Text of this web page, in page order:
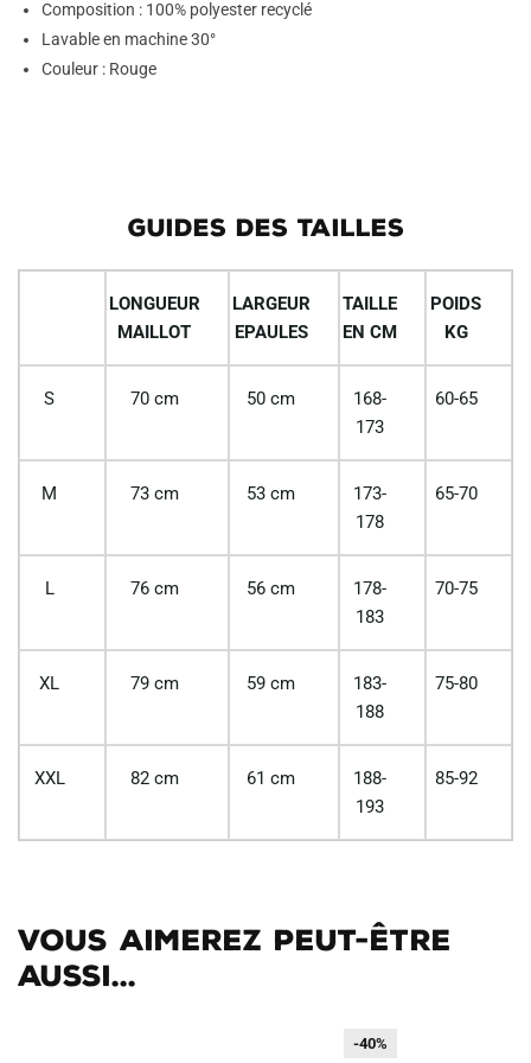
Composition : 100% polyester recyclé
Lavable en machine 30°
Couleur : Rouge
GUIDES DES TAILLES
LONGUEUR
MAILLOT
LARGEUR
EPAULES
TAILLE
EN CM
POIDS
KG
S 70 cm 50 cm
168-
173
60-65
M 73 cm 53 cm
173-
178
65-70
L 76 cm 56 cm
178-
183
70-75
XL 79 cm 59 cm
183-
188
75-80
XXL 82 cm 61 cm
188-
193
85-92
Vous aimerez peut-être
aussi...
-40%
-40%